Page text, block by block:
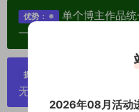
优势：
单个博主作品
一归档方便收藏！
提示：
严禁搬运资源
无露点、需求请绕道，关
2026年08月活动